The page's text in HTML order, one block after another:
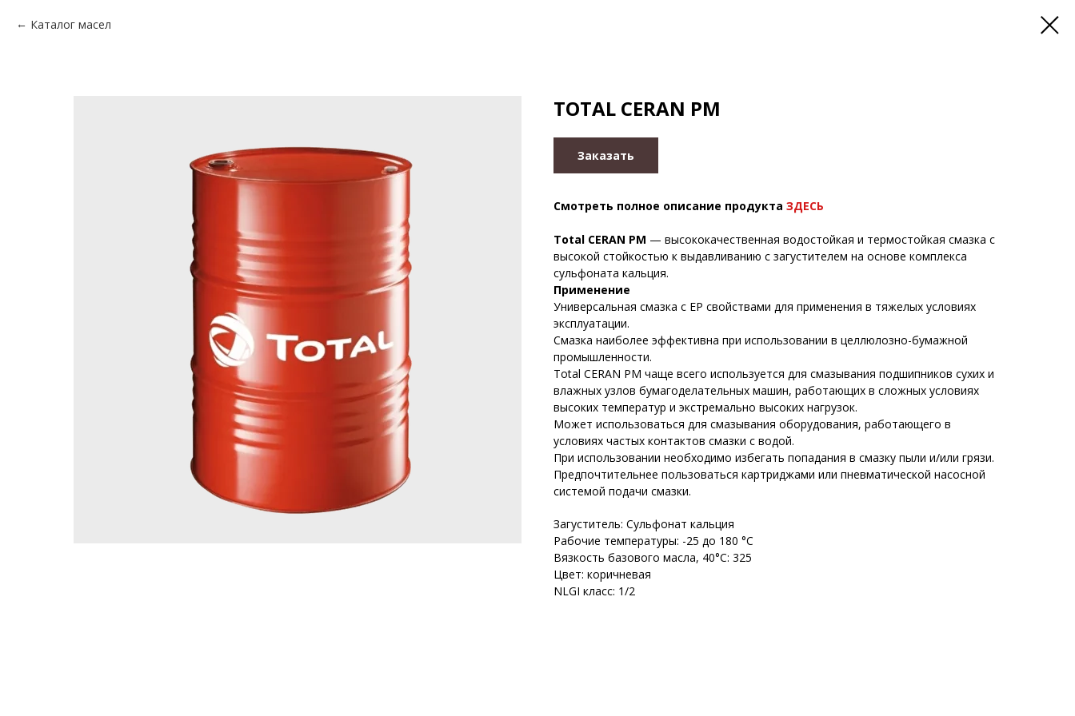
Каталог масел
TOTAL CERAN PM
Заказать
Смотреть полное описание продукта ЗДЕСЬ
Total CERAN PM — высококачественная водостойкая и термостойкая смазка с
высокой стойкостью к выдавливанию с загустителем на основе комплекса
сульфоната кальция.
Применение
Универсальная смазка с EP свойствами для применения в тяжелых условиях
эксплуатации.
Смазка наиболее эффективна при использовании в целлюлозно-бумажной
промышленности.
Total CERAN PM чаще всего используется для смазывания подшипников сухих и
влажных узлов бумагоделательных машин, работающих в сложных условиях
высоких температур и экстремально высоких нагрузок.
Может использоваться для смазывания оборудования, работающего в
условиях частых контактов смазки с водой.
При использовании необходимо избегать попадания в смазку пыли и/или грязи.
Предпочтительнее пользоваться картриджами или пневматической насосной
системой подачи смазки.
Загуститель: Сульфонат кальция
Рабочие температуры: -25 до 180 °С
Вязкость базового масла, 40°С: 325
Цвет: коричневая
NLGI класс: 1/2